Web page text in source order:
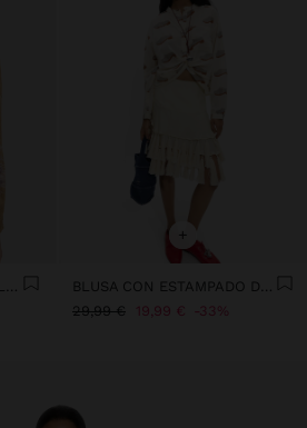
CAMISA LISA DE MANGA LARGA
+
BLUSA CON ESTAMPADO DE SOCAS 100% ALGODÓN
29,99 €
19,99 € 33%